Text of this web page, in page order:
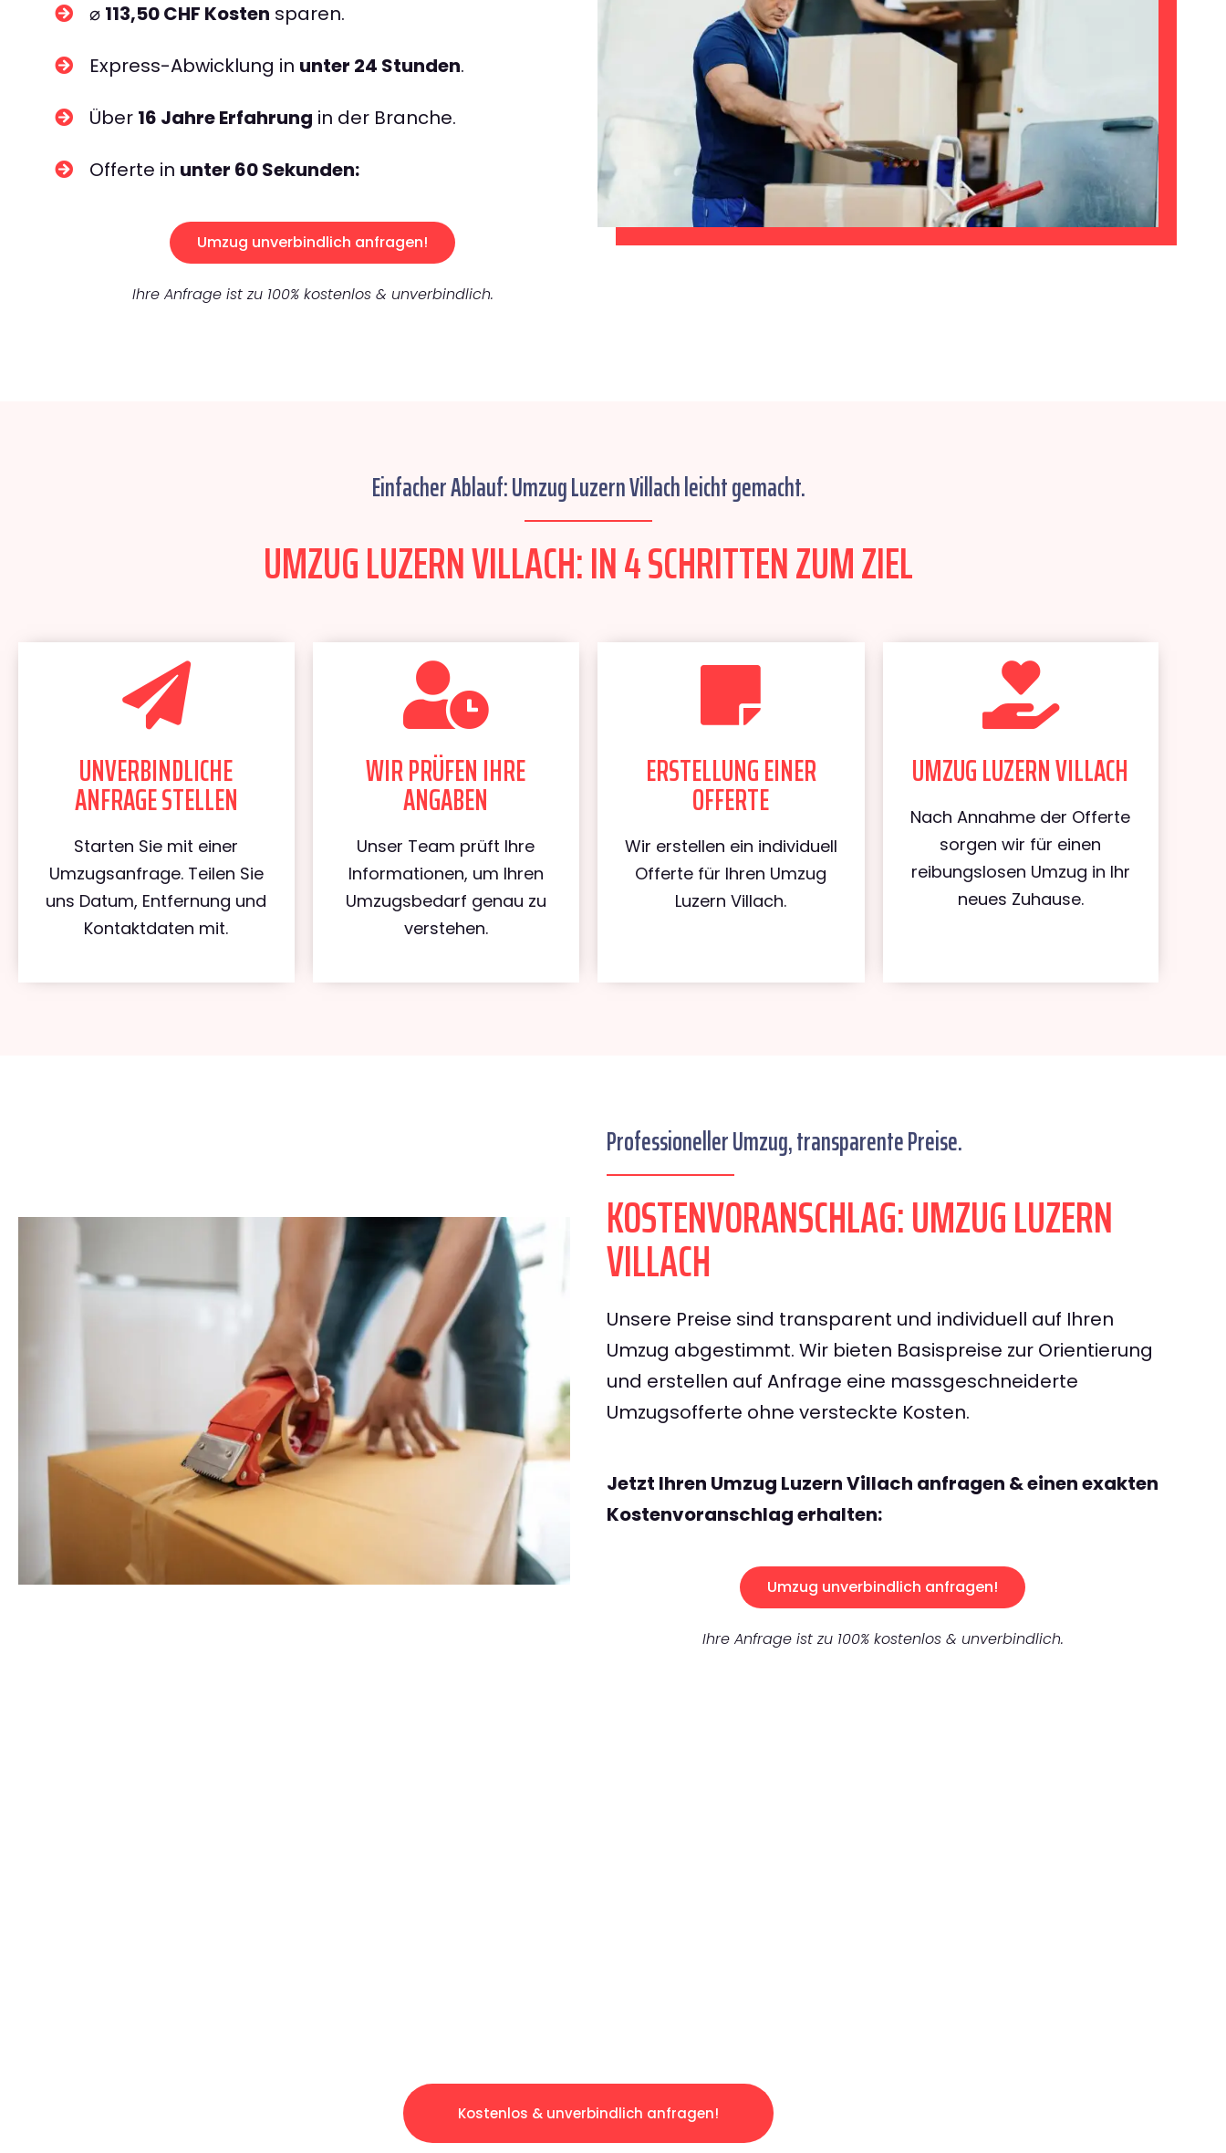
⌀ 113,50 CHF Kosten sparen.
Express-Abwicklung in unter 24 Stunden.
Über 16 Jahre Erfahrung in der Branche.
Offerte in unter 60 Sekunden:
Umzug unverbindlich anfragen!
Ihre Anfrage ist zu 100% kostenlos & unverbindlich.
Einfacher Ablauf: Umzug Luzern Villach leicht gemacht.
UMZUG LUZERN VILLACH: IN 4 SCHRITTEN ZUM ZIEL
UNVERBINDLICHE
ANFRAGE STELLEN
Starten Sie mit einer
Umzugsanfrage. Teilen Sie
uns Datum, Entfernung und
Kontaktdaten mit.
WIR PRÜFEN IHRE
ANGABEN
Unser Team prüft Ihre
Informationen, um Ihren
Umzugsbedarf genau zu
verstehen.
ERSTELLUNG EINER
OFFERTE
Wir erstellen ein individuell
Offerte für Ihren Umzug
Luzern Villach.
UMZUG LUZERN VILLACH
Nach Annahme der Offerte
sorgen wir für einen
reibungslosen Umzug in Ihr
neues Zuhause.
Professioneller Umzug, transparente Preise.
KOSTENVORANSCHLAG: UMZUG LUZERN
VILLACH
Unsere Preise sind transparent und individuell auf Ihren
Umzug abgestimmt. Wir bieten Basispreise zur Orientierung
und erstellen auf Anfrage eine massgeschneiderte
Umzugsofferte ohne versteckte Kosten.
Jetzt Ihren Umzug Luzern Villach anfragen & einen exakten
Kostenvoranschlag erhalten:
Umzug unverbindlich anfragen!
Ihre Anfrage ist zu 100% kostenlos & unverbindlich.
Kostenlos & unverbindlich anfragen!